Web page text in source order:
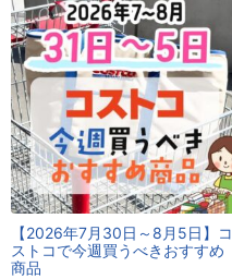
【2026年7月30日～8月5日】コ
ストコで今週買うべきおすすめ
商品